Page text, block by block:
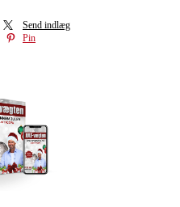
Send indlæg
Pin